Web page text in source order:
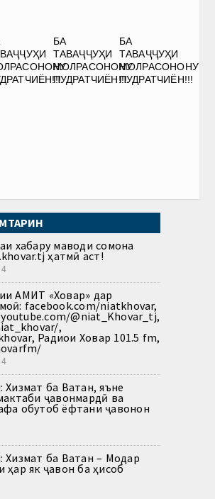
БА
ТАВАҶҶУҲИ
МОЛРАСОНОНУ
ПУДРАТЧИЁН!!!
БА
ТАВАҶҶУҲИ
МОЛРАСОНОНУ
ПУДРАТЧИЁН!!!
хабару маводи сомона
ҳатмӣ аст!
АМИТ «Ховар» дар
facebook.com/niatkhovar,
@niat_Khovar_tj,
,
Радиои Ховар 101.5 fm,
ба Ватан, яъне
ҷавонмардӣ ва
обутоб ёфтани ҷавонон
Хизмат ба Ватан – Модар
ҳар як ҷавон ба ҳисоб